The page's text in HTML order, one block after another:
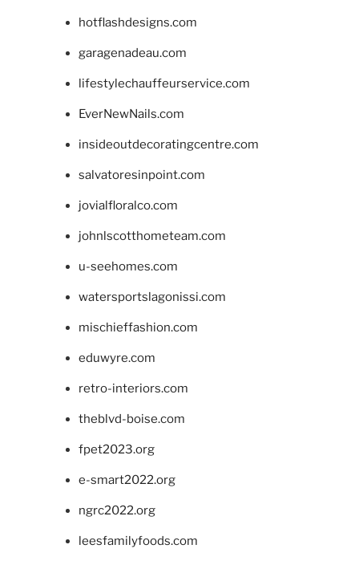
hotflashdesigns.com
garagenadeau.com
lifestylechauffeurservice.com
EverNewNails.com
insideoutdecoratingcentre.com
salvatoresinpoint.com
jovialfloralco.com
johnlscotthometeam.com
u-seehomes.com
watersportslagonissi.com
mischieffashion.com
eduwyre.com
retro-interiors.com
theblvd-boise.com
fpet2023.org
e-smart2022.org
ngrc2022.org
leesfamilyfoods.com